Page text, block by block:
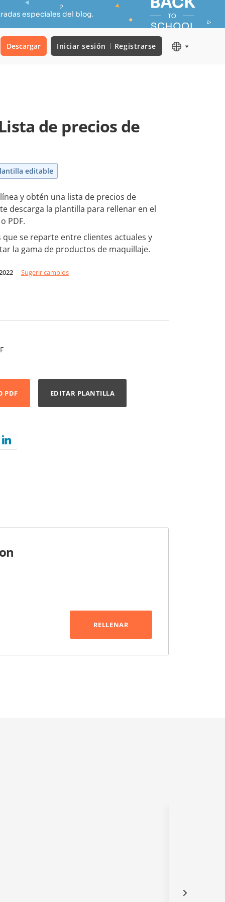
especiales del blog.
Descargar Iniciar sesión Registrarse
de precios de
editable
y obtén una lista de precios de
descarga la plantilla para rellenar en el
PDF.
que se reparte entre clientes actuales y
la gama de productos de maquillaje.
Sugerir cambios
PDF EDITAR PLANTILLA
RELLENAR